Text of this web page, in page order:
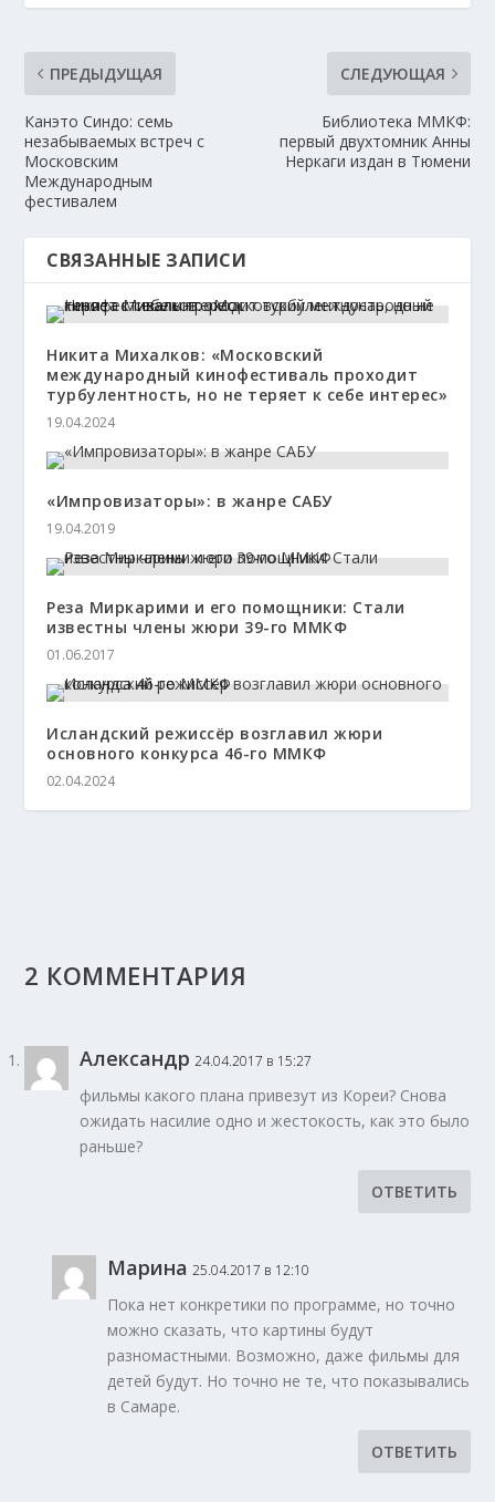
ПРЕДЫДУЩАЯ
Канэто Синдо: семь
незабываемых встреч с
Московским
Международным
фестивалем
СЛЕДУЮЩАЯ
Библиотека ММКФ:
первый двухтомник Анны
Неркаги издан в Тюмени
СВЯЗАННЫЕ ЗАПИСИ
Никита Михалков: «Московский
международный кинофестиваль проходит
турбулентность, но не теряет к себе интерес»
19.04.2024
«Импровизаторы»: в жанре САБУ
19.04.2019
Реза Миркарими и его помощники: Стали
известны члены жюри 39-го ММКФ
01.06.2017
Исландский режиссёр возглавил жюри
основного конкурса 46-го ММКФ
02.04.2024
2 КОММЕНТАРИЯ
Александр 24.04.2017 в 15:27
фильмы какого плана привезут из Кореи? Снова
ожидать насилие одно и жестокость, как это было
раньше?
ОТВЕТИТЬ
Марина 25.04.2017 в 12:10
Пока нет конкретики по программе, но точно
можно сказать, что картины будут
разномастными. Возможно, даже фильмы для
детей будут. Но точно не те, что показывались
в Самаре.
ОТВЕТИТЬ